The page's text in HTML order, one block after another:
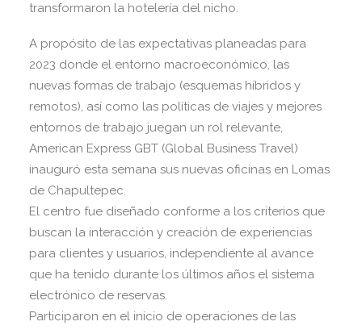
transformaron la hotelería del nicho.
A propósito de las expectativas planeadas para
2023 donde el entorno macroeconómico, las
nuevas formas de trabajo (esquemas híbridos y
remotos), así como las políticas de viajes y mejores
entornos de trabajo juegan un rol relevante,
American Express GBT (Global Business Travel)
inauguró esta semana sus nuevas oficinas en Lomas
de Chapultepec.
El centro fue diseñado conforme a los criterios que
buscan la interacción y creación de experiencias
para clientes y usuarios, independiente al avance
que ha tenido durante los últimos años el sistema
electrónico de reservas.
Participaron en el inicio de operaciones de las